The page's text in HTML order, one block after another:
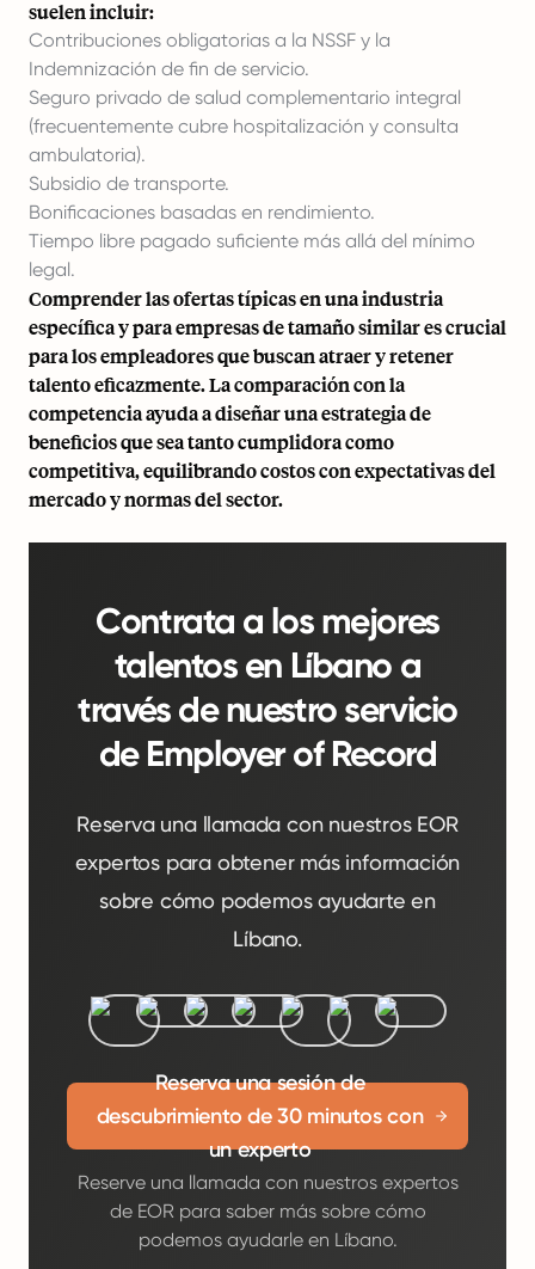
suelen incluir:
Contribuciones obligatorias a la NSSF y la
Indemnización de fin de servicio.
Seguro privado de salud complementario integral
(frecuentemente cubre hospitalización y consulta
ambulatoria).
Subsidio de transporte.
Bonificaciones basadas en rendimiento.
Tiempo libre pagado suficiente más allá del mínimo
legal.
Comprender las ofertas típicas en una industria
específica y para empresas de tamaño similar es crucial
para los empleadores que buscan atraer y retener
talento eficazmente. La comparación con la
competencia ayuda a diseñar una estrategia de
beneficios que sea tanto cumplidora como
competitiva, equilibrando costos con expectativas del
mercado y normas del sector.
Contrata a los mejores
talentos en Líbano a
través de nuestro servicio
de Employer of Record
Reserva una llamada con nuestros EOR
expertos para obtener más información
sobre cómo podemos ayudarte en
Líbano.
Reserva una sesión de
descubrimiento de 30 minutos con
un experto
Reserve una llamada con nuestros expertos
de EOR para saber más sobre cómo
podemos ayudarle en Líbano.